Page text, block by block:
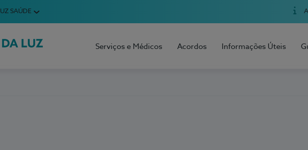
SAÚDE
Serviços e Médicos Acordos Informações Úteis